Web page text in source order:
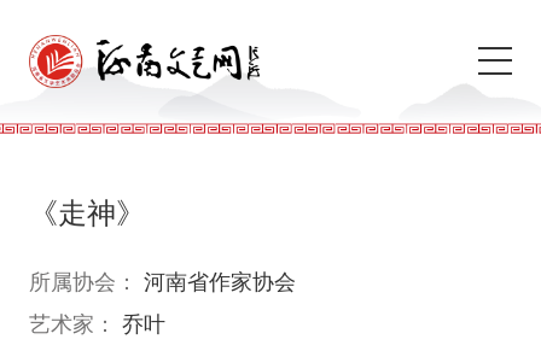
《走神》
所属协会： 河南省作家协会
艺术家： 乔叶